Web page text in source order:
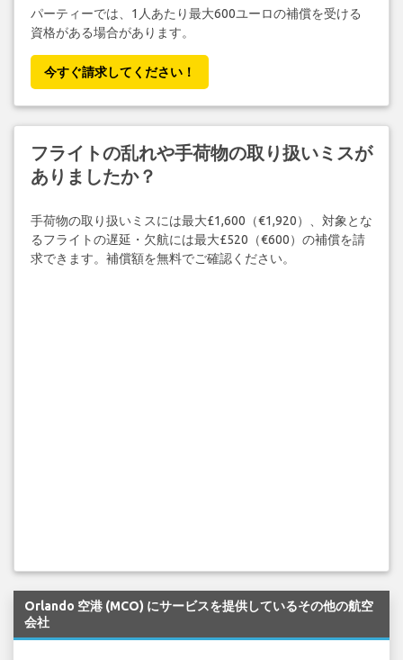
パーティーでは、1人あたり最大600ユーロの補償を受ける
資格がある場合があります。
今すぐ請求してください！
フライトの乱れや手荷物の取り扱いミスが
ありましたか？
手荷物の取り扱いミスには最大£1,600（€1,920）、対象とな
るフライトの遅延・欠航には最大£520（€600）の補償を請
求できます。補償額を無料でご確認ください。
Orlando 空港 (MCO) にサービスを提供しているその他の航空
会社